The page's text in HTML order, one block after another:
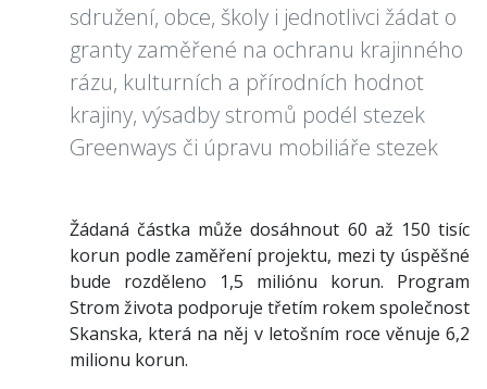
sdružení, obce, školy i jednotlivci žádat o
granty zaměřené na ochranu krajinného
rázu, kulturních a přírodních hodnot
krajiny, výsadby stromů podél stezek
Greenways či úpravu mobiliáře stezek
Žádaná částka může dosáhnout 60 až 150 tisíc
korun podle zaměření projektu, mezi ty úspěšné
bude rozděleno 1,5 miliónu korun. Program
Strom života podporuje třetím rokem společnost
Skanska, která na něj v letošním roce věnuje 6,2
milionu korun.